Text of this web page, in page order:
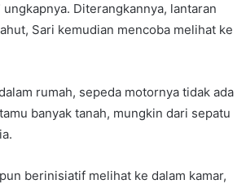
ungkapnya. Diterangkannya, lantaran
Sari kemudian mencoba melihat ke
rumah, sepeda motornya tidak ada
banyak tanah, mungkin dari sepatu
berinisiatif melihat ke dalam kamar,